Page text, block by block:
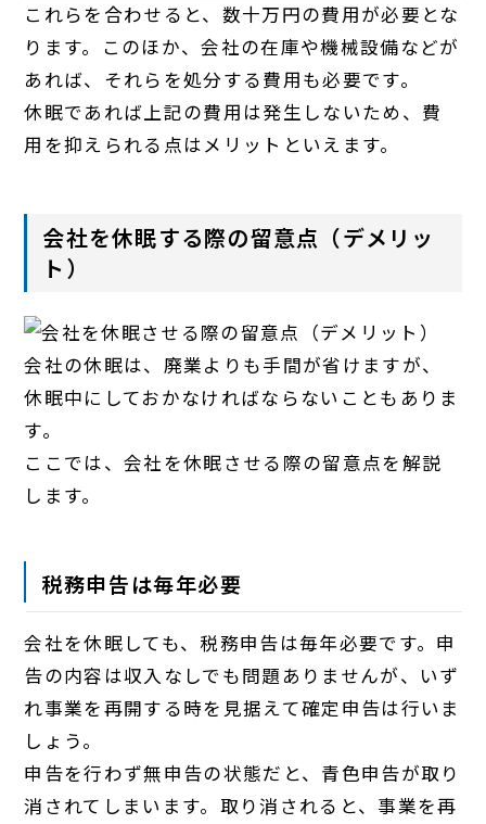
これらを合わせると、数十万円の費用が必要とな
ります。このほか、会社の在庫や機械設備などが
あれば、それらを処分する費用も必要です。
休眠であれば上記の費用は発生しないため、費
用を抑えられる点はメリットといえます。
会社を休眠する際の留意点（デメリッ
ト）
会社の休眠は、廃業よりも手間が省けますが、
休眠中にしておかなければならないこともありま
す。
ここでは、会社を休眠させる際の留意点を解説
します。
税務申告は毎年必要
会社を休眠しても、税務申告は毎年必要です。申
告の内容は収入なしでも問題ありませんが、いず
れ事業を再開する時を見据えて確定申告は行いま
しょう。
申告を行わず無申告の状態だと、青色申告が取り
消されてしまいます。取り消されると、事業を再